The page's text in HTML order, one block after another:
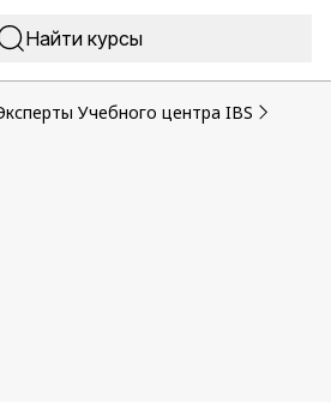
Учебного центра IBS